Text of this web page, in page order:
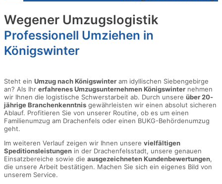
Wegener Umzugslogistik
Professionell Umziehen in
Königswinter
Steht ein Umzug nach Königswinter am idyllischen Siebengebirge
an? Als Ihr erfahrenes Umzugsunternehmen Königswinter nehmen
wir Ihnen die logistische Schwerstarbeit ab. Durch unsere über 20-
jährige Branchenkenntnis gewährleisten wir einen absolut sicheren
Ablauf. Profitieren Sie von unserer Routine, ob es um einen
Familienumzug am Drachenfels oder einen BUKG-Behördenumzug
geht.
Im weiteren Verlauf zeigen wir Ihnen unsere vielfältigen
Speditionsleistungen in der Drachenfelsstadt, unsere genauen
Einsatzbereiche sowie die ausgezeichneten Kundenbewertungen,
die unsere Arbeit bestätigen. Machen Sie sich ein eigenes Bild von
unserem Service.